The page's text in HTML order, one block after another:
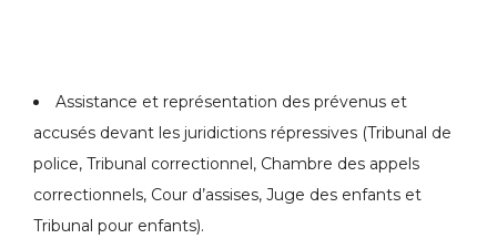
Assistance et représentation des prévenus et
accusés devant les juridictions répressives (Tribunal de
police, Tribunal correctionnel, Chambre des appels
correctionnels, Cour d’assises, Juge des enfants et
Tribunal pour enfants).